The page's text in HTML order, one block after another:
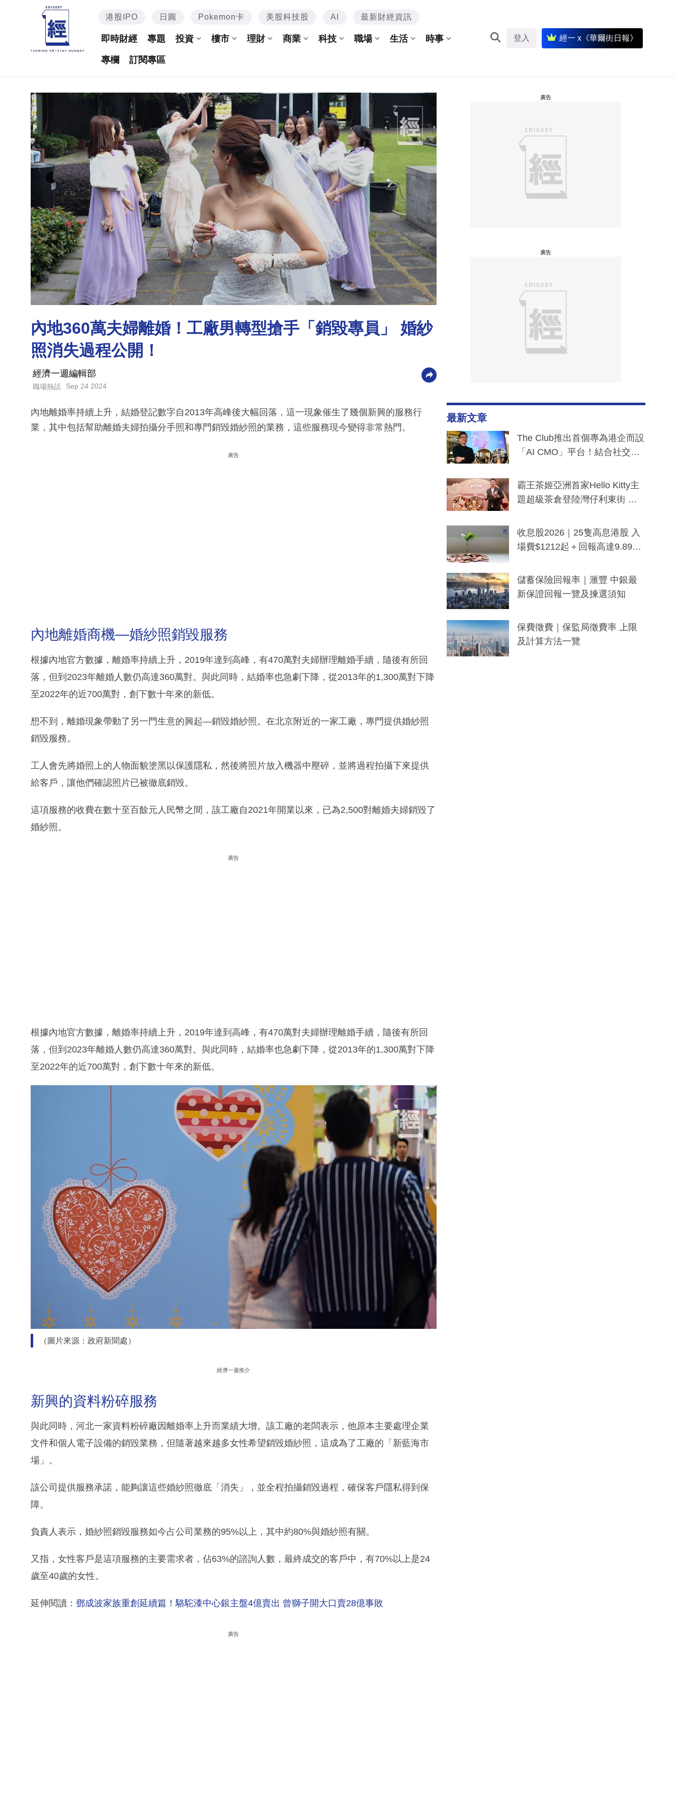
港股IPO 日圓 Pokemon卡 美股科技股 AI 最新財經資訊
即時財經 專題 投資 樓市 理財 商業 科技 職場 生活 時事
專欄 訂閱專區
登入 經一 x《華爾街日報》
內地360萬夫婦離婚！工廠男轉型搶手「銷毀專員」 婚紗
照消失過程公開！
經濟一週編輯部
職場熱話 Sep 24 2024
內地離婚率持續上升，結婚登記數字自2013年高峰後大幅回落，這一現象催生了幾個新興的服務行
業，其中包括幫助離婚夫婦拍攝分手照和專門銷毀婚紗照的業務，這些服務現今變得非常熱門。
廣告
內地離婚商機—婚紗照銷毀服務
根據內地官方數據，離婚率持續上升，2019年達到高峰，有470萬對夫婦辦理離婚手續，隨後有所回
落，但到2023年離婚人數仍高達360萬對。與此同時，結婚率也急劇下降，從2013年的1,300萬對下降
至2022年的近700萬對，創下數十年來的新低。
想不到，離婚現象帶動了另一門生意的興起—銷毀婚紗照。在北京附近的一家工廠，專門提供婚紗照
銷毀服務。
工人會先將婚照上的人物面貌塗黑以保護隱私，然後將照片放入機器中壓碎，並將過程拍攝下來提供
給客戶，讓他們確認照片已被徹底銷毀。
這項服務的收費在數十至百餘元人民幣之間，該工廠自2021年開業以來，已為2,500對離婚夫婦銷毀了
婚紗照。
廣告
根據內地官方數據，離婚率持續上升，2019年達到高峰，有470萬對夫婦辦理離婚手續，隨後有所回
落，但到2023年離婚人數仍高達360萬對。與此同時，結婚率也急劇下降，從2013年的1,300萬對下降
至2022年的近700萬對，創下數十年來的新低。
（圖片來源：政府新聞處）
經濟一週推介
新興的資料粉碎服務
與此同時，河北一家資料粉碎廠因離婚率上升而業績大增。該工廠的老闆表示，他原本主要處理企業
文件和個人電子設備的銷毀業務，但隨著越來越多女性希望銷毀婚紗照，這成為了工廠的「新藍海市
場」。
該公司提供服務承諾，能夠讓這些婚紗照徹底「消失」，並全程拍攝銷毀過程，確保客戶隱私得到保
障。
負責人表示，婚紗照銷毀服務如今占公司業務的95%以上，其中約80%與婚紗照有關。
又指，女性客戶是這項服務的主要需求者，佔63%的諮詢人數，最終成交的客戶中，有70%以上是24
歲至40歲的女性。
延伸閱讀： 鄧成波家族重創延續篇！駱駝漆中心銀主盤4億賣出 曾獅子開大口賣28億事敗
廣告
廣告
廣告
最新文章
The Club推出首個專為港企而設
「AI CMO」平台！結合社交聆
分鐘生成「貼地」宣傳短片
霸王茶姬亞洲首家Hello Kitty主
題超級茶倉登陸灣仔利東街 推
y及香港限定特調系列
收息股2026｜25隻高息港股 入
場費$1212起＋回報高達9.89
儲蓄保險回報率｜滙豐 中銀最
新保證回報一覽及揀選須知
保費徵費｜保監局徵費率 上限
及計算方法一覽